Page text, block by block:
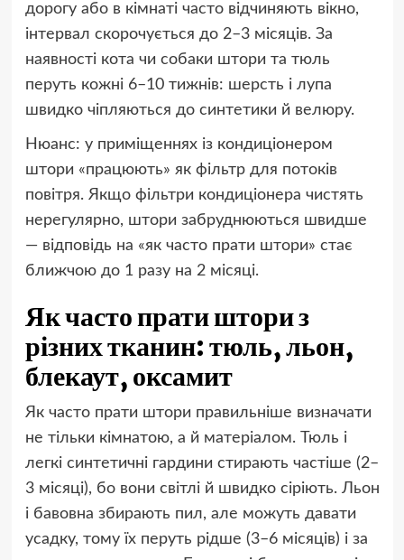
дорогу або в кімнаті часто відчиняють вікно,
інтервал скорочується до 2–3 місяців. За
наявності кота чи собаки штори та тюль
перуть кожні 6–10 тижнів: шерсть і лупа
швидко чіпляються до синтетики й велюру.
Нюанс: у приміщеннях із кондиціонером
штори «працюють» як фільтр для потоків
повітря. Якщо фільтри кондиціонера чистять
нерегулярно, штори забруднюються швидше
— відповідь на «як часто прати штори» стає
ближчою до 1 разу на 2 місяці.
Як часто прати штори з
різних тканин: тюль, льон,
блекаут, оксамит
Як часто прати штори правильніше визначати
не тільки кімнатою, а й матеріалом. Тюль і
легкі синтетичні гардини стирають частіше (2–
3 місяці), бо вони світлі й швидко сіріють. Льон
і бавовна збирають пил, але можуть давати
усадку, тому їх перуть рідше (3–6 місяців) і за